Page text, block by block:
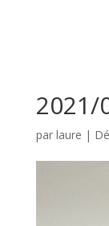
2021/
par laure |